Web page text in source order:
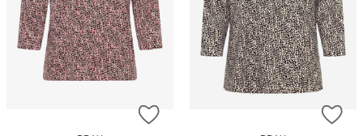
ZUR WUNSCHLISTE HINZUFÜGEN